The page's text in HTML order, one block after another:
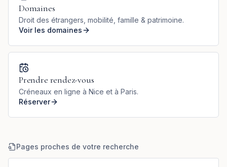
Domaines
Droit des étrangers, mobilité, famille & patrimoine.
Voir les domaines
Prendre rendez-vous
Créneaux en ligne à Nice et à Paris.
Réserver
Pages proches de votre recherche